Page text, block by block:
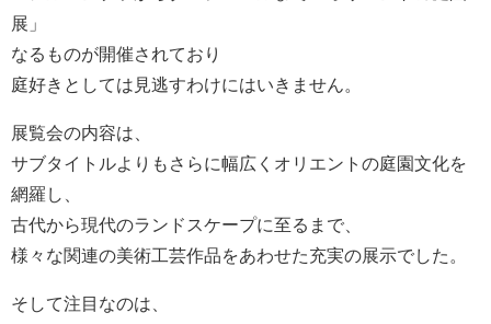
展」
なるものが開催されており
庭好きとしては見逃すわけにはいきません。
展覧会の内容は、
サブタイトルよりもさらに幅広くオリエントの庭園文化を
網羅し、
古代から現代のランドスケープに至るまで、
様々な関連の美術工芸作品をあわせた充実の展示でした。
そして注目なのは、